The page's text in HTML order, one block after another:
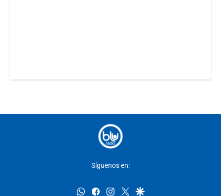
Síguenos en:
whatsappfacebookinstagram
twittergoogle